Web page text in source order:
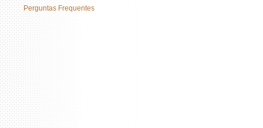
Perguntas Frequentes